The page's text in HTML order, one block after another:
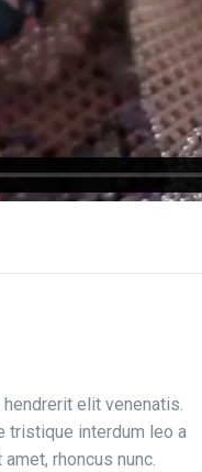
elit venenatis.
tristique interdum leo a
rhoncus nunc.